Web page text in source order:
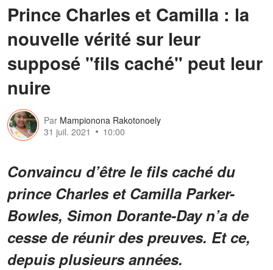
Prince Charles et Camilla : la
nouvelle vérité sur leur
supposé "fils caché" peut leur
nuire
Par Mampionona Rakotonoely
31 juil. 2021
10:00
Convaincu d’être le fils caché du
prince Charles et Camilla Parker-
Bowles, Simon Dorante-Day n’a de
cesse de réunir des preuves. Et ce,
depuis plusieurs années.